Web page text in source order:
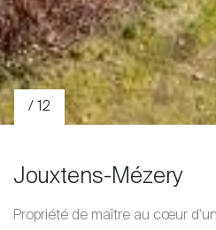
/ 12
Jouxtens-Mézery
Propriété de maître au cœur